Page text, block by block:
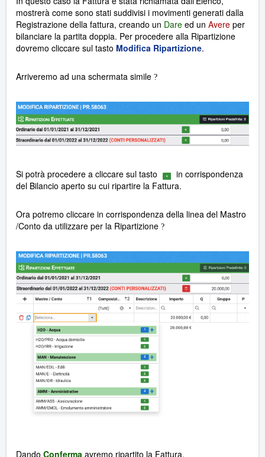
mostrerà come sono stati suddivisi i movimenti generati dalla
Registrazione della fattura, creando un Dare ed un Avere per
bilanciare la partita doppia. Per procedere alla Ripartizione
dovremo cliccare sul tasto Modifica Ripartizione.
Arriveremo ad una schermata simile ?
Si potrà procedere a cliccare sul tasto
in corrispondenza
del Bilancio aperto su cui ripartire la Fattura.
Ora potremo cliccare in corrispondenza della linea del Mastro
/Conto da utilizzare per la Ripartizione ?
Dando Conferma avremo ripartito la Fattura.